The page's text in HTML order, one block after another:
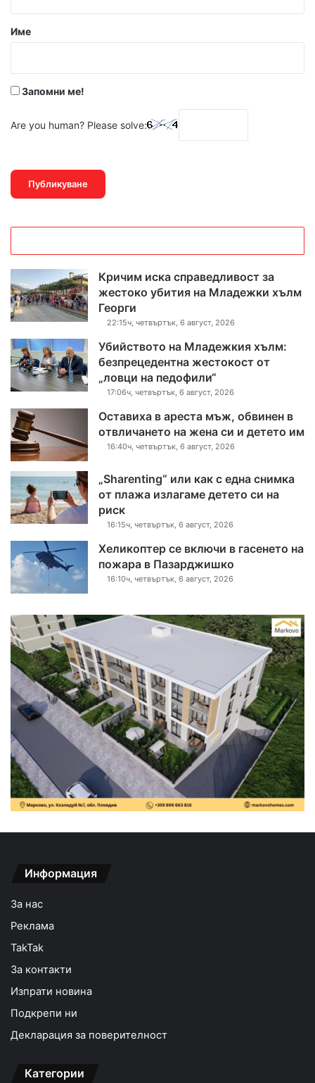
р
Име
Запомни ме!
Are you human? Please solve:
Кричим иска справедливост за
жестоко убития на Младежки хълм
Георги
22:15ч, четвъртък, 6 август, 2026
Убийството на Младежкия хълм:
безпрецедентна жестокост от
„ловци на педофили“
17:06ч, четвъртък, 6 август, 2026
Оставиха в ареста мъж, обвинен в
отвличането на жена си и детето им
16:40ч, четвъртък, 6 август, 2026
„Sharenting“ или как с една снимка
от плажа излагаме детето си на
риск
16:15ч, четвъртък, 6 август, 2026
Хеликоптер се включи в гасенето на
пожара в Пазарджишко
16:10ч, четвъртък, 6 август, 2026
Информация
За нас
Реклама
TakTak
За контакти
Изпрати новина
Подкрепи ни
Декларация за поверителност
Категории